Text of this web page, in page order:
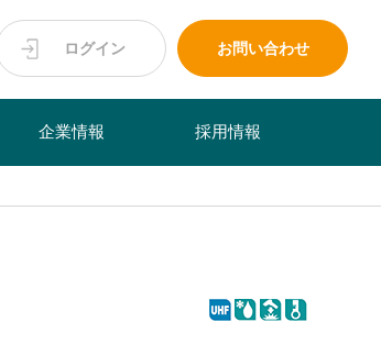
ログイン お問い合わせ
企業情報 採用情報